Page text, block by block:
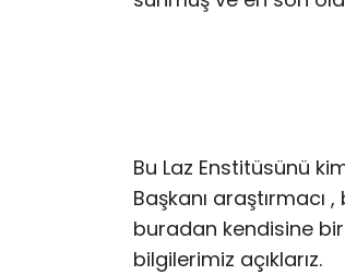
Bu Laz Enstitüsünü
Başkanı araştırmacı
buradan kendisine
bilgilerimiz açıklarız.